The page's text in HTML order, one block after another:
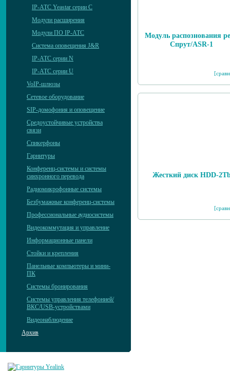
IP-АТС Yeastar серии C
Модули расширения
Модули ПО IP-АТС
Система оповещения J&R
IP-АТС серии N
IP-АТС серии U
VoIP-шлюзы
Сетевое оборудование
SIP-домофония и оповещение
Средоустойчивые устройства
связи
Спикерфоны
Гарнитуры
Конференц-системы и системы
синхронного перевода
Радиомикрофонные системы
Безбумажные конференц-системы
Профессиональные аудиосистемы
Видеокоммутация и управление
Информационные панели
Стойки и крепления
Панельные компьютеры и мини-
ПК
Системы бронирования
Системы управления телефонией/
ВКС/USB-устройствами
Видеонаблюдение
Архив
Модуль распознования
Спрут/ASR-1
Жесткий диск HDD-